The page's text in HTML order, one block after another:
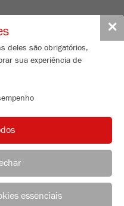
✕
deles são obrigatórios,
sua experiência de
essenciais
DISTRIBUIÇÃO FRITSCH
Toggle
15